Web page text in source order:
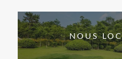
NOUS